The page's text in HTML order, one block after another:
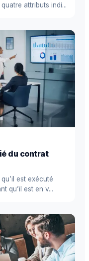
attributs indi...
du contrat
est exécuté
qu’il est en v...